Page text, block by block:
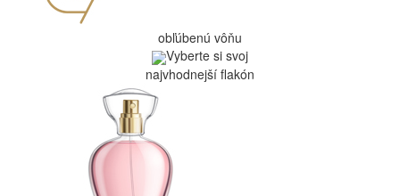
obľúbenú vôňu
Vyberte si svoj
najvhodnejší flakón